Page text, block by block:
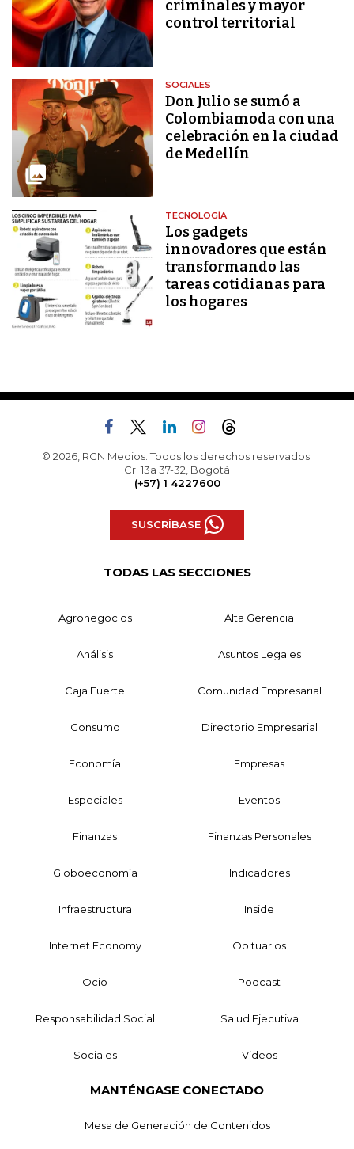
criminales y mayor
control territorial
SOCIALES
Don Julio se sumó a
Colombiamoda con una
celebración en la ciudad
de Medellín
TECNOLOGÍA
Los gadgets
innovadores que están
transformando las
tareas cotidianas para
los hogares
© 2026, RCN Medios. Todos los derechos reservados.
Cr. 13a 37-32, Bogotá
(+57) 1 4227600
SUSCRÍBASE
TODAS LAS SECCIONES
Agronegocios Alta Gerencia
Análisis Asuntos Legales
Caja Fuerte Comunidad Empresarial
Consumo Directorio Empresarial
Economía Empresas
Especiales Eventos
Finanzas Finanzas Personales
Globoeconomía Indicadores
Infraestructura Inside
Internet Economy Obituarios
Ocio Podcast
Responsabilidad Social Salud Ejecutiva
Sociales Videos
MANTÉNGASE CONECTADO
Mesa de Generación de Contenidos